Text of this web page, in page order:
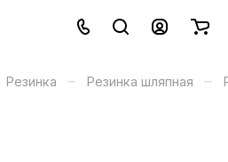
Резинка – Резинка шляпная –